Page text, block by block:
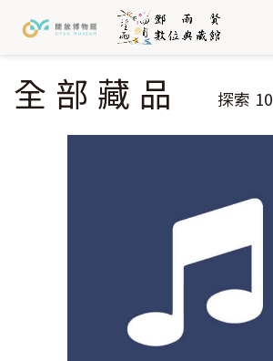
關於我們
Jump to Navigation
Jump to Main content
您在這裡
全部藏品 探索 10